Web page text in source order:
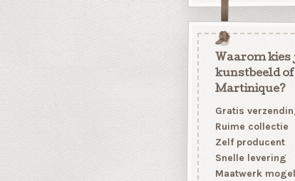
Waarom kies
kunstbeeld
Martinique?
Gratis
Ruime collectie
Zelf producent
Snelle levering
Maatwerk